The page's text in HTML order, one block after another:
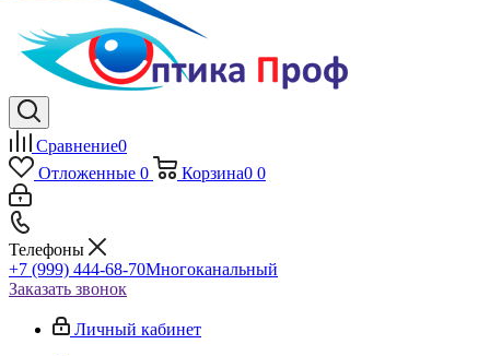
Сравнение0
Отложенные 0 Корзина0 0
Телефоны
+7 (999) 444-68-70Многоканальный
Заказать звонок
Личный кабинет